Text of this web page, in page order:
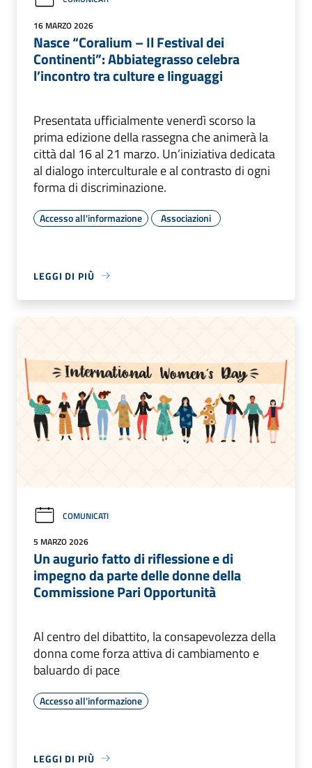
16 MARZO 2026
Nasce “Coralium – Il Festival dei
Continenti”: Abbiategrasso celebra
l’incontro tra culture e linguaggi
Presentata ufficialmente venerdì scorso la
prima edizione della rassegna che animerà la
città dal 16 al 21 marzo. Un’iniziativa dedicata
al dialogo interculturale e al contrasto di ogni
forma di discriminazione.
Accesso all'informazione Associazioni
LEGGI DI PIÙ
COMUNICATI
5 MARZO 2026
Un augurio fatto di riflessione e di
impegno da parte delle donne della
Commissione Pari Opportunità
Al centro del dibattito, la consapevolezza della
donna come forza attiva di cambiamento e
baluardo di pace
Accesso all'informazione
LEGGI DI PIÙ